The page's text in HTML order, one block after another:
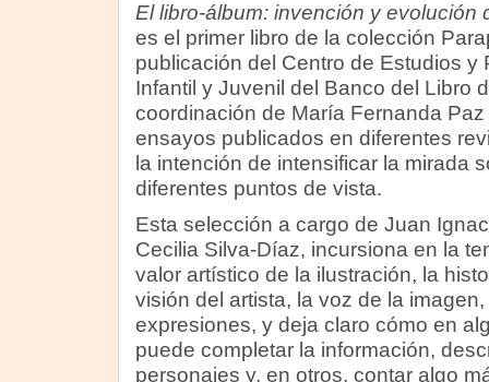
El libro-álbum: invención y evolución
es el primer libro de la colección
publicación del Centro de Estudios y
Infantil y Juvenil del Banco del Libro
coordinación de María Fernanda
ensayos publicados en diferentes
la intención de intensificar la mirada
diferentes puntos de vista.
Esta selección a cargo de Juan
Cecilia Silva-Díaz, incursiona en la
valor artístico de la ilustración, la
visión del artista, la voz de la
expresiones, y deja claro cómo en
puede completar la información,
personajes y, en otros, contar algo